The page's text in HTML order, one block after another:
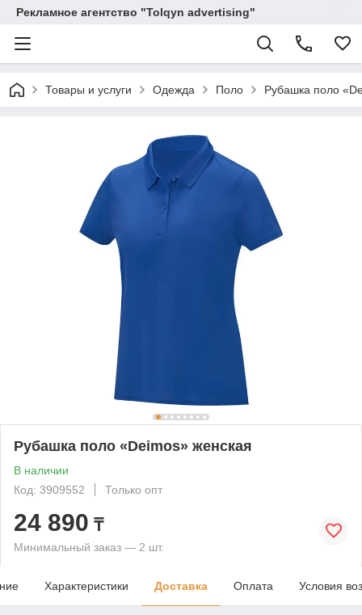
Рекламное агентство "Tolqyn advertising"
Товары и услуги Одежда Поло Рубашка поло
Рубашка поло «Deimos» женская
В наличии
Код: 3909552
Только опт
24 890 ₸
Минимальный заказ — 2 шт.
Характеристики Доставка Оплата Условия